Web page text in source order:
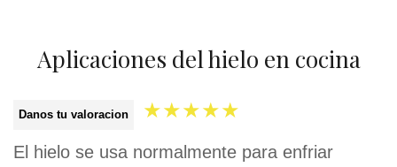
Aplicaciones del hielo en cocina
Danos tu valoracion ★★★★★
El hielo se usa normalmente para enfriar